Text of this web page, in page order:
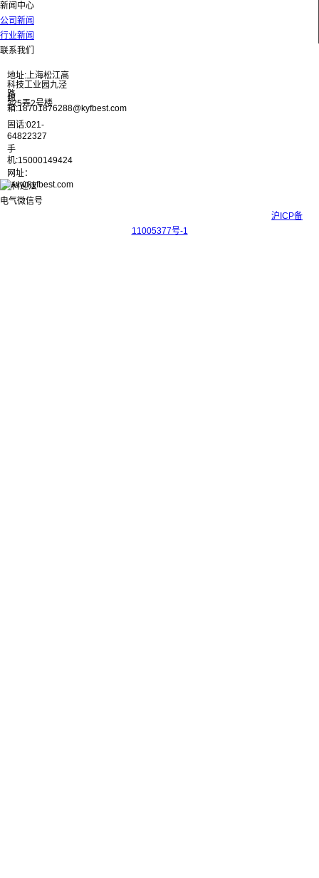
新闻中心
公司新闻
行业新闻
联系我们
地址:上海松江高
科技工业园九泾
路
325弄2号楼
邮
箱:18701876288@kyfbest.com
固话:021-
64822327
手
机:15000149424
网址：
www.kyfbest.com
沪ICP备
11005377号-1